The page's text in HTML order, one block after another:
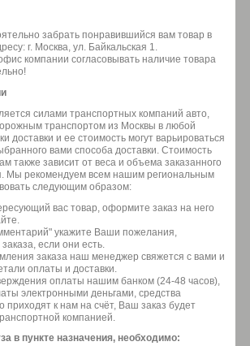
забрать понравившийся вам товар в
г. Москва, ул. Байкальская 1.
компании согласовывать наличие товара
силами транспортных компаний авто,
транспортом из Москвы в любой
доставки и ее стоимость могут варьироваться
вами способа доставки. Стоимость
также зависит от веса и объема заказанного
Мы рекомендуем всем нашим региональным
следующим образом:
вас товар, оформите заказ на него
укажите Ваши пожелания,
если они есть.
заказа наш менеджер свяжется с вами и
оплаты и доставки.
оплаты нашим банком (24-48 часов),
электронными деньгами, средства
приходят к нам на счёт, Ваш заказ будет
компанией.
в пункте назначения, необходимо: